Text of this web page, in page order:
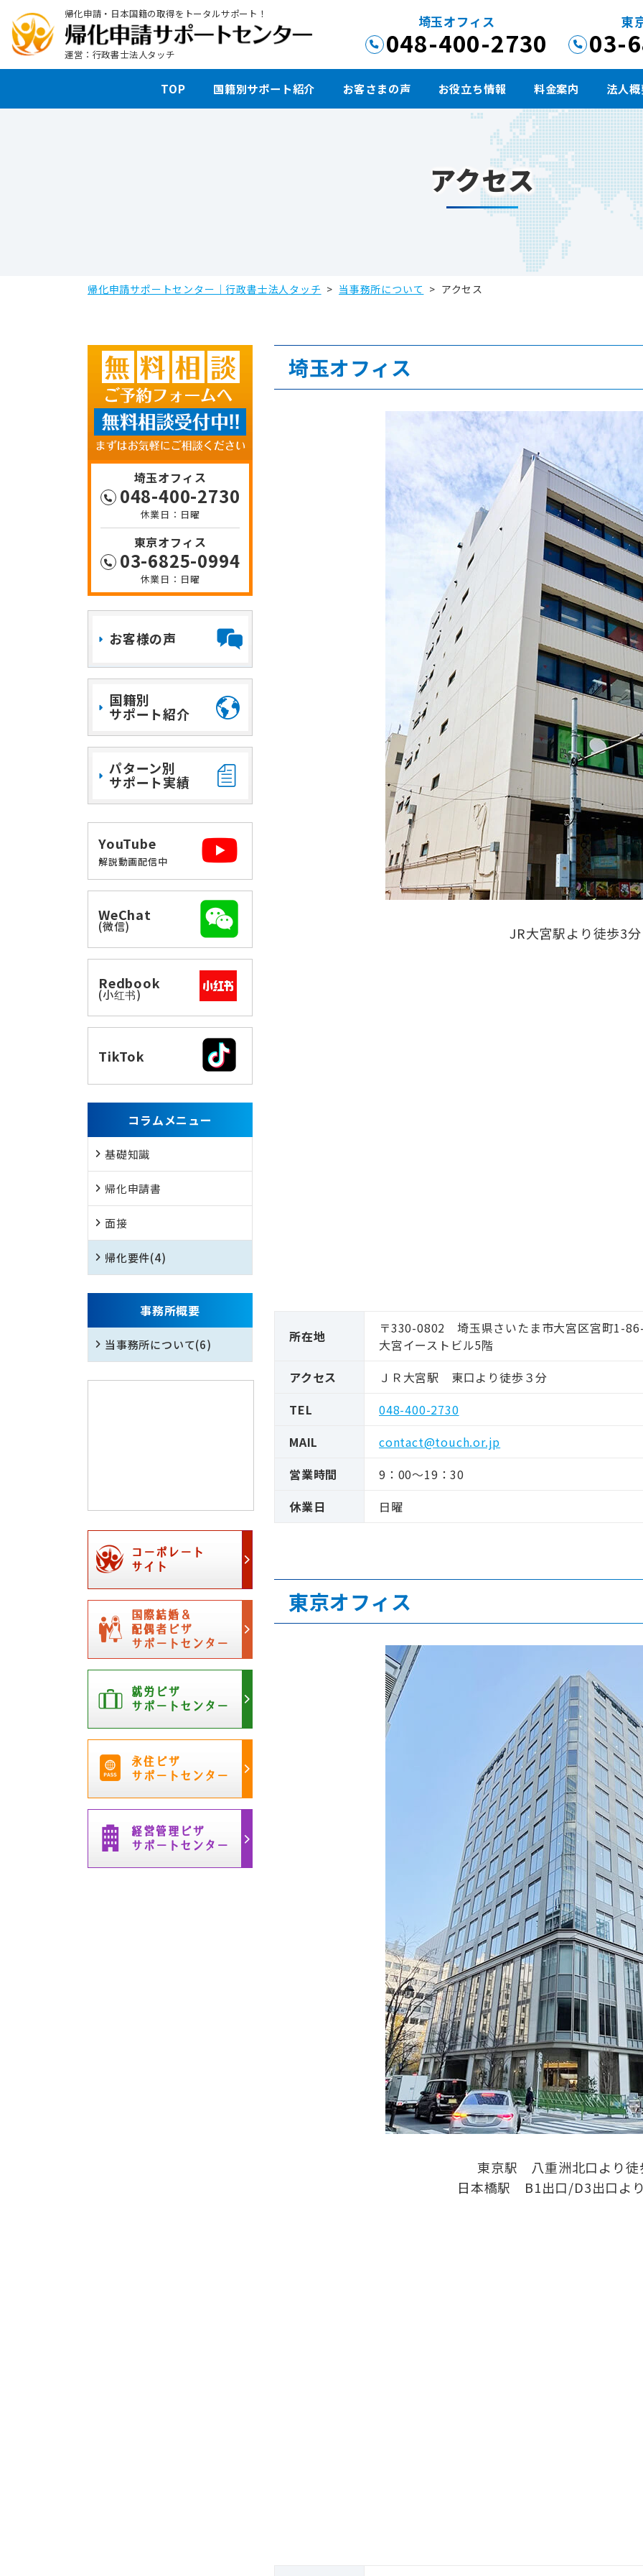
帰化申請・日本国籍の取得をトータルサポート！
運営：行政書士法人タッチ
埼玉オフィス
048-400-2730
東
03-
TOP 国籍別サポート紹介 お客さまの声 お役立ち情報 料金案内 法人
アクセス
帰化申請サポートセンター｜行政書士法人タッチ > 当事務所について > アクセス
埼玉オフィス
JR大宮駅より徒歩3分
所在地
〒330-0802 埼玉県さいたま市大宮区宮町1-
大宮イーストビル5階
アクセス
ＪＲ大宮駅 東口より徒歩３分
TEL
048-400-2730
MAIL
contact@touch.or.jp
営業時間
9：00～19：30
休業日
日曜
東京オフィス
東京駅 八重洲北口より徒
日本橋駅 B1出口/D3出口よ
埼玉オフィス
048-400-2730
日曜
東京オフィス
03-6825-0994
日曜
お客様の声
国籍別
サポート紹介
パターン別
サポート実績
YouTube
解説動画配信中
WeChat
(微信)
Redbook
(小红书)
TikTok
コラムメニュー
基礎知識
帰化申請書
面接
帰化要件(4)
事務所概要
当事務所について(6)
コーポレート
サイト
国際結婚＆
配偶者ビザ
サポートセンター
就労ビザ
サポートセンター
永住ビザ
サポートセンター
経営管理ビザ
サポートセンター